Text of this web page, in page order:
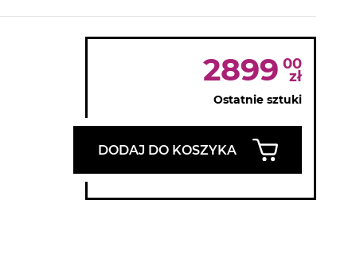
2899 00
zł
Ostatnie sztuki
DODAJ DO KOSZYKA